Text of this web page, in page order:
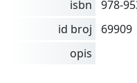
isbn
978-
id broj
69909
opis